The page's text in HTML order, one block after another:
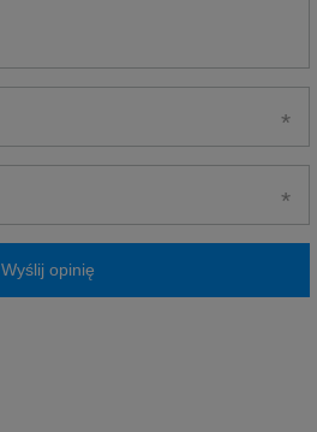
Wyślij opinię